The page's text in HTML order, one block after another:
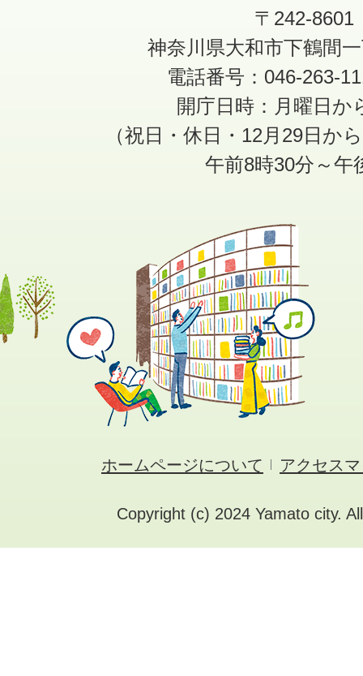
〒242-8601
神奈川県大和市下鶴間
電話番号：046-263-
開庁日時：月曜日か
（祝日・休日・12月29日か
午前8時30分～午
ホームページについて アクセス
Copyright (c) 2024 Yamato city.